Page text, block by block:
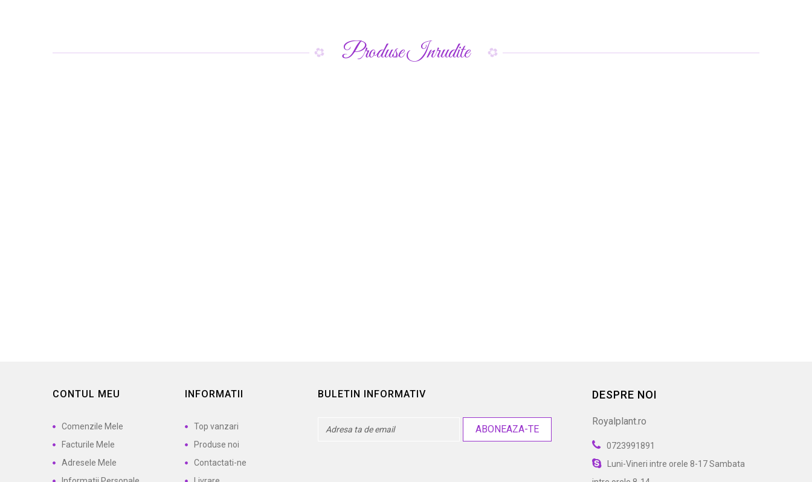
Produse Inrudite
CONTUL MEU
Comenzile Mele
Facturile Mele
Adresele Mele
INFORMATII
Top vanzari
Produse noi
Contactati-ne
BULETIN INFORMATIV
ABONEAZA-TE
DESPRE NOI
Royalplant.ro
0723991891
Luni-Vineri intre orele 8-17 Sambata